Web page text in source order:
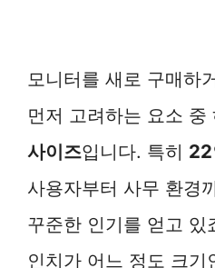
모니터를 새로 구매하
먼저 고려하는 요소 중
사이즈입니다. 특히 22
사용자부터 사무 환경
꾸준한 인기를 얻고
인치가 어느 정도 크